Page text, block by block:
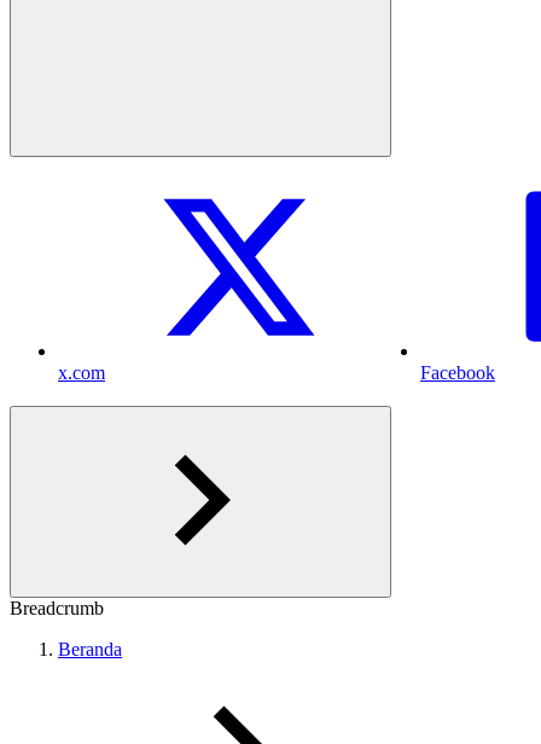
x.com Facebook
Breadcrumb
Beranda